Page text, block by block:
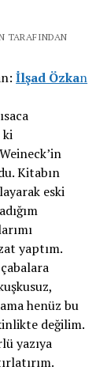
TARAFINDAN
İlşad Özkan
ki
Kitabın
eski
yaptım.
henüz bu
değilim.
yazıya